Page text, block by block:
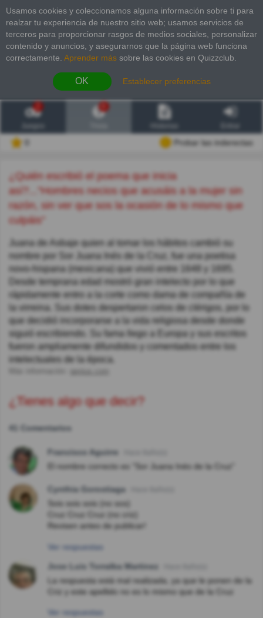
Usamos cookies y coleccionamos alguna información sobre ti para
realzar tu experiencia de nuestro sitio web; usamos servicios de
terceros para proporcionar rasgos de medios sociales, personalizar
contenido y anuncios, y asegurarnos que la página web funciona
correctamente. Aprender más sobre las cookies en Quizzclub.
OK Establecer preferencias
2
Probar las inderectas
¿Quién escribió el poema que inicia
así?..."Hombres necios que acusáis a la mujer sin
razón, sin ver que sos la ocasión de lo mismo que
culpáis"
Juana de Asbaje quien al tomar los hábitos cambió su
nombre por Sor Juana Inés de la Cruz, fue una poetisa
novo-hispana (mexicana) que vivió entre 1648 y 1695.
Desde temprana edad mostró gran intelecto por lo que
rápidamente entro a la corte como dama de compañía de
la virreina. Sus dotes despertaron celos de clérigos, por lo
que decidió incorporarse a la vida religiosa desde donde
siguió escribiendo. Su fama llego a Europa y sus escritos
fueron ampliamente difundidos y comentados entre los
intelectuales de la época.
genius.com
¿Tienes algo que decir?
41 Comentarios
Francisco Aguirre
El nombre correcto es "Sor Juana Inés de la Cruz"
Cynthia Gorostiaga
Sois sois sois (no sos)
Cruz Cruz Cruz (no criz)
Revisen antes de publicar!
Ver respuestas
Jose Luis Torralba Martinez
La respuesta está mal realizada, ya que le ponen de la
Criz y este apellido no es lo mismo que de la Cruz
Ver respuestas